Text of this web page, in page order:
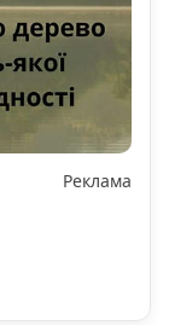
Реклама